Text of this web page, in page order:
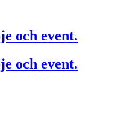
och event.
och event.